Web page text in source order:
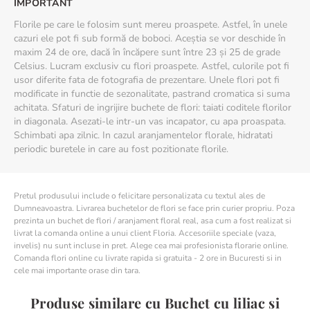
IMPORTANT
Florile pe care le folosim sunt mereu proaspete. Astfel, în unele
cazuri ele pot fi sub formă de boboci. Aceștia se vor deschide în
maxim 24 de ore, dacă în încăpere sunt între 23 și 25 de grade
Celsius. Lucram exclusiv cu flori proaspete. Astfel, culorile pot fi
usor diferite fata de fotografia de prezentare. Unele flori pot fi
modificate in functie de sezonalitate, pastrand cromatica si suma
achitata. Sfaturi de ingrijire buchete de flori: taiati coditele florilor
in diagonala. Asezati-le intr-un vas incapator, cu apa proaspata.
Schimbati apa zilnic. In cazul aranjamentelor florale, hidratati
periodic buretele in care au fost pozitionate florile.
Pretul produsului include o felicitare personalizata cu textul ales de
Dumneavoastra. Livrarea buchetelor de flori se face prin curier propriu. Poza
prezinta un buchet de flori / aranjament floral real, asa cum a fost realizat si
livrat la comanda online a unui client Floria. Accesoriile speciale (vaza,
invelis) nu sunt incluse in pret. Alege cea mai profesionista florarie online.
Comanda flori online cu livrate rapida si gratuita - 2 ore in Bucuresti si in
cele mai importante orase din tara.
Produse similare cu Buchet cu liliac si